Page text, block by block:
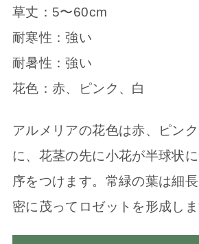
草丈：5〜60cm
耐寒性：強い
耐暑性：強い
花色：赤、ピンク、白
アルメリアの花色は赤、ピン
に、花茎の先に小花が半球状
序をつけます。常緑の葉は細
密に茂ってロゼットを形成しま